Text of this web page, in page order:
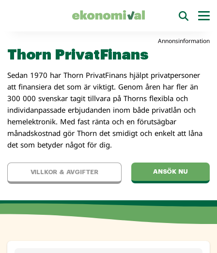
Annonsinformation
Thorn PrivatFinans
Sedan 1970 har Thorn PrivatFinans hjälpt privatpersoner
att finansiera det som är viktigt. Genom åren har fler än
300 000 svenskar tagit tillvara på Thorns flexibla och
individanpassade erbjudanden inom både privatlån och
hemelektronik. Med fast ränta och en förutsägbar
månadskostnad gör Thorn det smidigt och enkelt att låna
det som betyder något för dig.
VILLKOR & AVGIFTER ANSÖK NU